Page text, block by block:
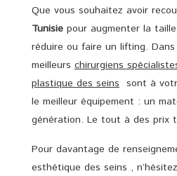
Que vous souhaitez avoir
Tunisie pour augmenter la
réduire ou faire un lifting.
meilleurs chirurgiens
plastique des seins sont à
le meilleur équipement : un
génération. Le tout à des prix
Pour davantage de
esthétique des seins ,